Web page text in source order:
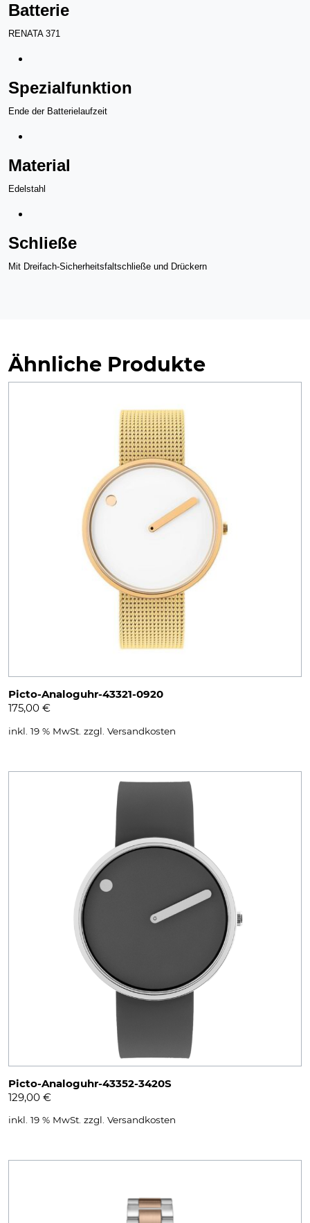
Batterie
RENATA 371
Spezialfunktion
Ende der Batterielaufzeit
Material
Edelstahl
Schließe
Mit Dreifach-Sicherheitsfaltschließe und Drückern
Ähnliche Produkte
Picto-Analoguhr-43321-0920
175,00 €
inkl. 19 % MwSt. zzgl. Versandkosten
Picto-Analoguhr-43352-3420S
129,00 €
inkl. 19 % MwSt. zzgl. Versandkosten